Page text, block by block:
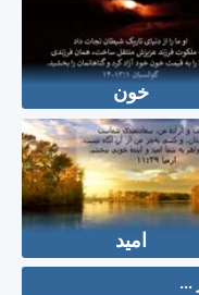
خون
امید
...